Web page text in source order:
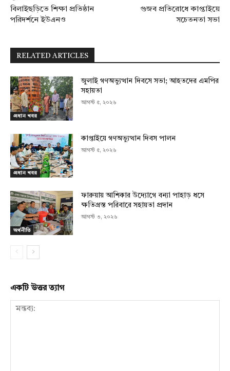
বিলাইছড়িতে শিক্ষা প্রতিষ্ঠান
পরিদর্শনে ইউএনও
গুজব প্রতিরোধে কাপ্তাইয়ে
সচেতনতা সভা
RELATED ARTICLES
প্রধান খবর
জুলাই গণঅভ্যুত্থান দিবসে সভা; আহতদের এমপির
সহায়তা
আগস্ট ৫, ২০২৬
প্রধান খবর
কাপ্তাইয়ে গণঅভ্যুত্থান দিবস পালন
আগস্ট ৫, ২০২৬
অর্থনীতি
ফারুয়ায় আশিকার উদ্যোগে বন্যা পাহাড় ধসে
ক্ষতিগ্রস্ত পরিবারে সহায়তা প্রদান
আগস্ট ৩, ২০২৬
একটি উত্তর ত্যাগ